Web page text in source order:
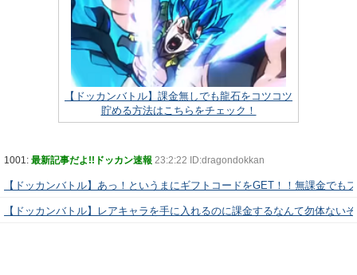
【ドッカンバトル】課金無しでも龍石をコツコツ
貯める方法はこちらをチェック！
1001: 最新記事だよ!!ドッカン速報 23:2:22 ID:dragondokkan
【ドッカンバトル】あっ！というまにギフトコードをGET！！無課金でも
【ドッカンバトル】レアキャラを手に入れるのに課金するなんて勿体ない